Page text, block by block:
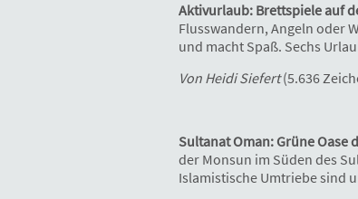
Aktivurlaub: Brettspiele auf
Flusswandern, Angeln oder
und macht Spaß. Sechs
Von Heidi Siefert(5.636
Sultanat Oman: Grüne Oase
der Monsun im Süden des
Islamistische Umtriebe sind